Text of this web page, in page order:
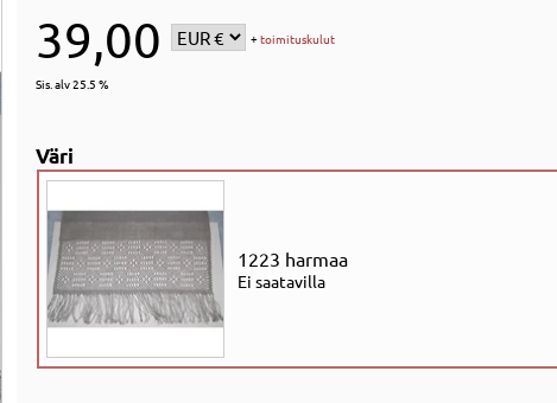
39,00 +toimituskulut
Sis. alv 25.5 %
Väri
1223 harmaa
Ei saatavilla